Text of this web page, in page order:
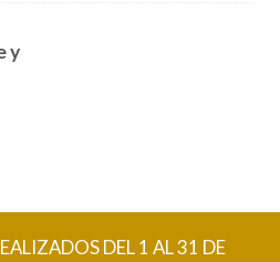
DEL 1 AL 31 DE